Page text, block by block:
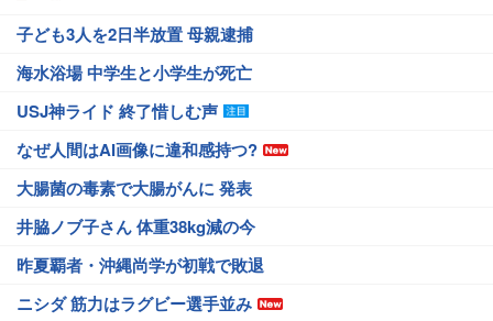
子ども3人を2日半放置 母親逮捕
海水浴場 中学生と小学生が死亡
USJ神ライド 終了惜しむ声
なぜ人間はAI画像に違和感持つ?
大腸菌の毒素で大腸がんに 発表
井脇ノブ子さん 体重38kg減の今
昨夏覇者・沖縄尚学が初戦で敗退
ニシダ 筋力はラグビー選手並み